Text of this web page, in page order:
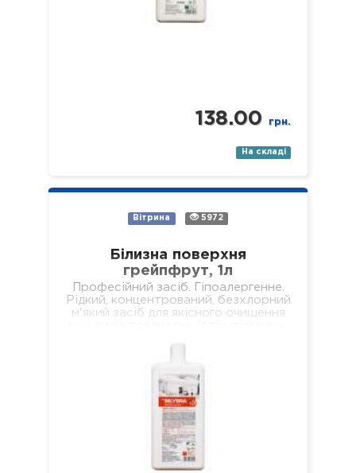
138.00 грн.
На складі
Вітрина 5972
Білизна поверхня
грейпфрут, 1л
Професійний засіб. Гіпоалергенне.
Рідкий, концентрований, безхлорний
м'який засіб для якісного очищення